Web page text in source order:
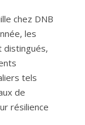
chez DNB
les
distingués,
tels
de
résilience